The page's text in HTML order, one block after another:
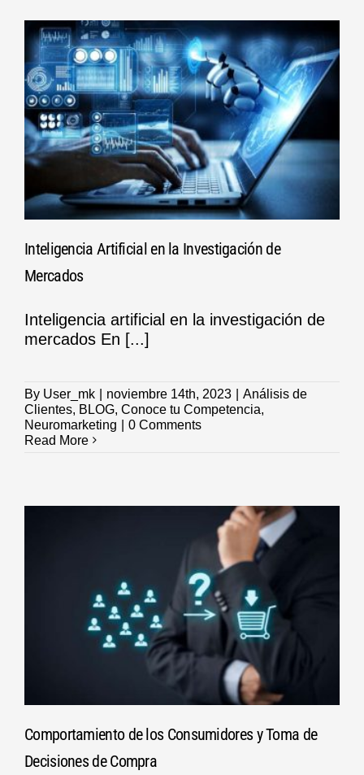
Inteligencia Artificial en la Investigación de
Mercados
Inteligencia artificial en la investigación de
mercados En [...]
By User_mk noviembre 14th, 2023
Análisis de
Clientes, BLOG, Conoce tu Competencia,
Neuromarketing
0 Comments
Read More
Comportamiento de los Consumidores y Toma de
Decisiones de Compra